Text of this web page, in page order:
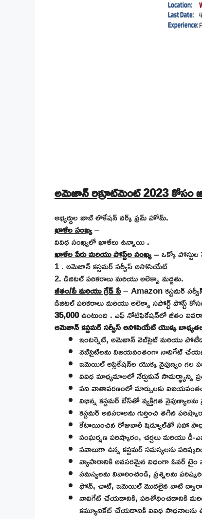
అమెజాన్ రిక్రూట్‌మెంట్ 2023
అభ్యర్థుల జాబ్ లొకేషన్ వర్క్ ఫ్రమ్ హోమ్.
ఖాళీల సంఖ్య–
వివిధ సంఖ్యలో ఖాళీలు ఉన్నాయి.
ఖాళీల పేరు మరియు పోస్ట్‌ల సంఖ్య– ఒక్కో
1. అమెజాన్ కస్టమర్ సర్వీస్ అసోసియేట్
2. డిజిటల్ పరికరాలు మరియు అలెక్సా మద్దతు.
జీతం/పే మరియు గ్రేడ్ పే– Amazon కస్టమర్
డిజిటల్ పరికరాలు మరియు అలెక్సా సపోర్ట్ పోస్ట్
35,000ఉంటుంది. ఎఫ్ నోటిఫికేషన్‌లో జీతం
అమెజాన్ కస్టమర్ సర్వీస్ అసోసియేట్ యొక్క
ఇంటర్నెట్, అమెజాన్ వెబ్‌సైట్ మరియు
వెబ్‌సైట్‌లను విజయవంతంగా నావిగేట్ చేయగల
ఇమెయిల్ అప్లికేషన్‌ల యొక్క నైపుణ్యం గల
వివిధ మాధ్యమాలలో నేర్చుకునే సామర్థ్యాన్ని
పని వాతావరణంలో మార్పులకు
విభిన్న కస్టమర్ బేస్‌తో వ్యక్తిగత నైపుణ్యాలను
కస్టమర్ అవసరాలను గుర్తించి తగిన
కేటాయించిన రోజువారీ షెడ్యూల్‌తో సహా
సంఘర్షణ పరిష్కారం, చర్చలు మరియు డీ-
సవాలుగా ఉన్న కస్టమర్ సమస్యలను
వ్యాపారానికి అవసరమైన విధంగా ఓవర్ టైం
సమస్యలను నివారించండి, ప్రశ్నలను
ఫోన్, చాట్, ఇమెయిల్ మొదలైన వాటి ద్వారా
నావిగేట్ చేయడానికి, పరిశోధించడానికి
కమ్యూనికేట్ చేయడానికి వివిధ